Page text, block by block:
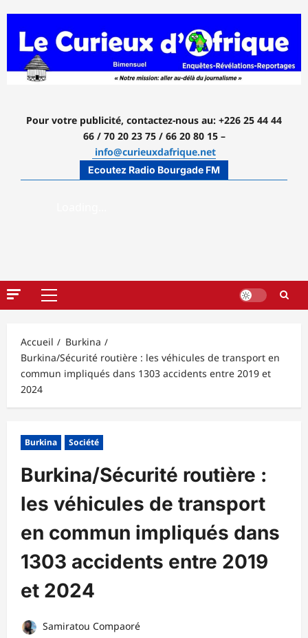
contenu
Pour votre publicité, contactez-nous au: +226 25 44 44
66 / 70 20 23 75 / 66 20 80 15 –
info@curieuxdafrique.net
Ecoutez Radio Bourgade FM
Menu
Accueil
Burkina
Burkina/Sécurité routière : les véhicules de transport en
commun impliqués dans 1303 accidents entre 2019 et
2024
Burkina Société
Burkina/Sécurité routière :
les véhicules de transport
en commun impliqués dans
1303 accidents entre 2019
et 2024
Samiratou Compaoré